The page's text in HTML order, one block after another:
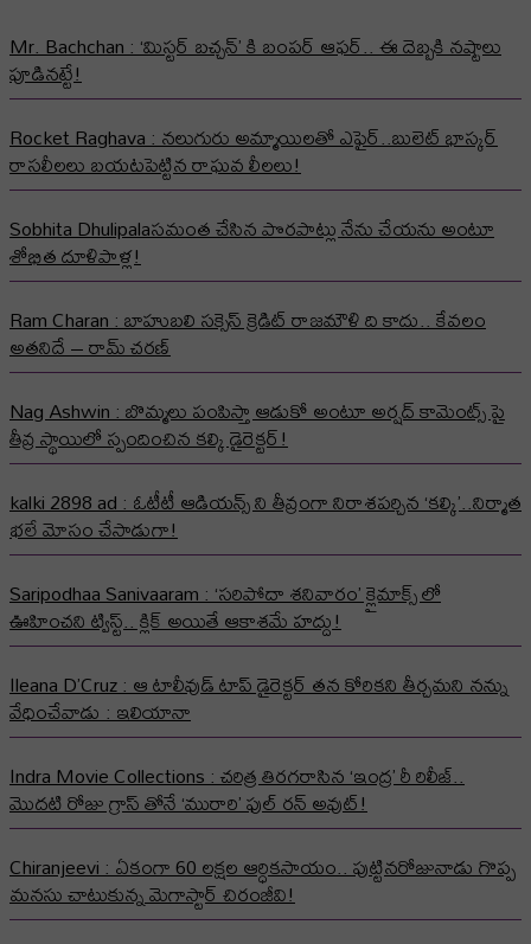
Mr. Bachchan : ‘మిస్టర్ బచ్చన్’ కి బంపర్ ఆఫర్.. ఈ దెబ్బకి నష్టాలు
పూడినట్టే!
Rocket Raghava : నలుగురు అమ్మాయిలతో ఎఫైర్..బులెట్ భాస్కర్
రాసలీలలు బయటపెట్టిన రాఘవ లీలలు!
Sobhita Dhulipalaసమంత చేసిన పొరపాట్లు నేను చేయను అంటూ
శోభిత దూళిపాళ్ల!
Ram Charan : బాహుబలి సక్సెస్ క్రెడిట్ రాజమౌళి ది కాదు.. కేవలం
అతనిదే – రామ్ చరణ్
Nag Ashwin : బొమ్మలు పంపిస్తా ఆడుకో అంటూ అర్షద్ కామెంట్స్ పై
తీవ్ర స్థాయిలో స్పందించిన కల్కి డైరెక్టర్!
kalki 2898 ad : ఓటీటీ ఆడియన్స్ ని తీవ్రంగా నిరాశపర్చిన ‘కల్కి’..నిర్మాత
భలే మోసం చేసాడుగా!
Saripodhaa Sanivaaram : ‘సరిపోదా శనివారం’ క్లైమాక్స్ లో
ఊహించని ట్విస్ట్.. క్లిక్ అయితే ఆకాశమే హద్దు!
Ileana D’Cruz : ఆ టాలీవుడ్ టాప్ డైరెక్టర్ తన కోరికని తీర్చమని నన్ను
వేధించేవాడు : ఇలియానా
Indra Movie Collections : చరిత్ర తిరగరాసిన ‘ఇంద్ర’ రీ రిలీజ్..
మొదటి రోజు గ్రాస్ తోనే ‘మురారి’ ఫుల్ రన్ అవుట్!
Chiranjeevi : ఏకంగా 60 లక్షల ఆర్ధికసాయం.. పుట్టినరోజునాడు గొప్ప
మనసు చాటుకున్న మెగాస్టార్ చిరంజీవి!